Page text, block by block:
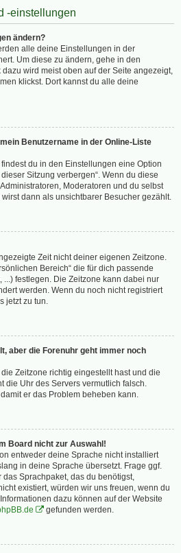
-einstellungen
ändern?
alle deine Einstellungen in der
Um diese zu ändern, gehe in den
dazu wird meist oben auf der Seite angezeigt,
klickst. Dort kannst du alle deine
Benutzername in der Online-Liste
du in den Einstellungen eine Option
Sitzung verbergen“. Wenn du diese
Moderatoren und du selbst
dann als unsichtbarer Besucher gezählt.
Zeit nicht deiner eigenen Zeitzone.
Bereich“ die für dich passende
festlegen. Die Zeitzone kann dabei nur
werden. Wenn du noch nicht registriert
jetzt zu tun.
aber die Forenuhr geht immer noch
Zeitzone richtig eingestellt hast und die
die Uhr des Servers vermutlich falsch.
er das Problem beheben kann.
Board nicht zur Auswahl!
entweder deine Sprache nicht installiert
in deine Sprache übersetzt. Frage ggf.
Sprachpaket, das du benötigst,
existiert, würden wir uns freuen, wenn du
dazu können auf der Website
gefunden werden.